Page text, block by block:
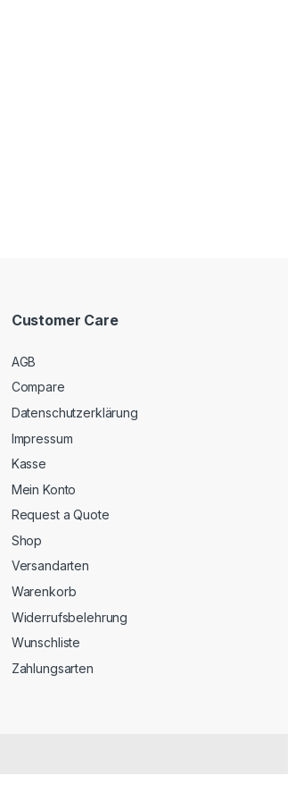
Customer Care
AGB
Compare
Datenschutzerklärung
Impressum
Kasse
Mein Konto
Request a Quote
Shop
Versandarten
Warenkorb
Widerrufsbelehrung
Wunschliste
Zahlungsarten